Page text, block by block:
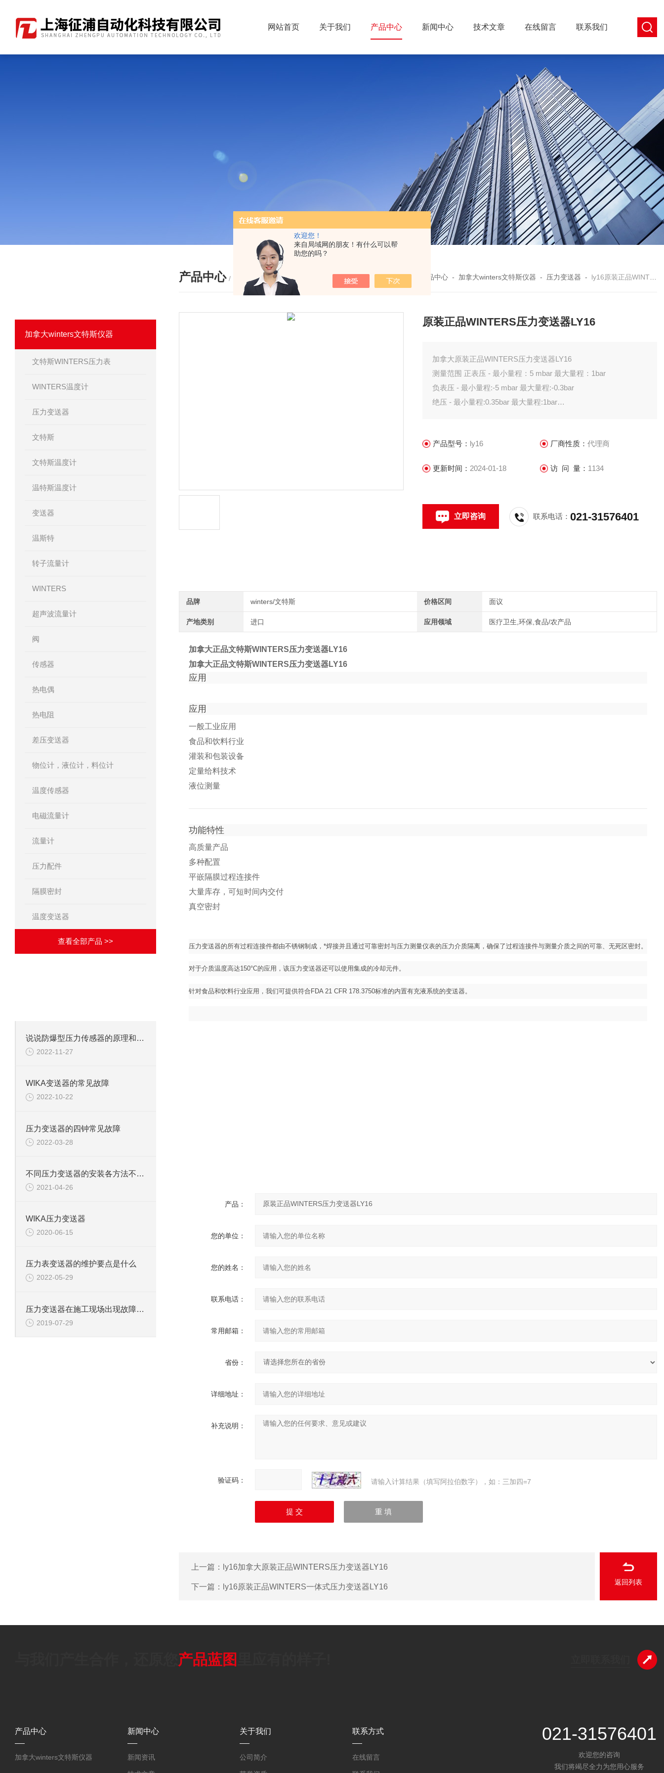
欢迎您！
来自局域网的朋友！有什么可以帮
助您的吗？
网站首页 关于我们 产品中心 新闻中心 技术文章 在线留言 联系我们
产品中心 / PRODUCTS 您的位置：首页 - 产品中心 - 加拿大winters文特斯仪器 - 压力变送器 - ly16原装正品WINTERS压力变送器LY16
原装正品WINTERS压力变送器LY16
加拿大原装正品WINTERS压力变送器LY16
测量范围 正表压 - 最小量程：5 mbar 最大量程：1bar
负表压 - 最小量程:-5 mbar 最大量程:-0.3bar
绝压 - 最小量程:0.35bar 最大量程:1bar
产品型号： ly16 厂商性质： 代理商
更新时间： 2024-01-18 访 问 量： 1134
立即咨询 联系电话：021-31576401
品牌 winters/文特斯 价格区间 面议
产地类别 进口 应用领域 医疗卫生,环保,食品/农产品
加拿大正品文特斯WINTERS压力变送器LY16
加拿大正品文特斯WINTERS压力变送器LY16
应用
应用
一般工业应用
食品和饮料行业
灌装和包装设备
定量给料技术
液位测量
功能特性
高质量产品
多种配置
平嵌隔膜过程连接件
大量库存，可短时间内交付
真空密封
压力变送器的所有过程连接件都由不锈钢制成，*焊接并且通过可靠密封与压力测量仪表的压力介质隔离，确保了过程连接件与测量介质之间的可靠、无死区密封。
对于介质温度高达150°C的应用，该压力变送器还可以使用集成的冷却元件。
针对食品和饮料行业应用，我们可提供符合FDA 21 CFR 178.3750标准的内置有充液系统的变送器。
产品：
您的单位：
您的姓名：
联系电话：
常用邮箱：
省份：
详细地址：
补充说明：
验证码： 请输入计算结果（填写阿拉伯数字），如：三加四=7
上一篇： ly16加拿大原装正品WINTERS压力变送器LY16
下一篇： ly16原装正品WINTERS一体式压力变送器LY16
返回列表
加拿大winters文特斯仪器
文特斯WINTERS压力表
WINTERS温度计
压力变送器
文特斯
文特斯温度计
温特斯温度计
变送器
温斯特
转子流量计
WINTERS
超声波流量计
阀
传感器
热电偶
热电阻
差压变送器
物位计，液位计，料位计
温度传感器
电磁流量计
流量计
压力配件
隔膜密封
温度变送器
查看全部产品 >>
说说防爆型压力传感器的原理和安装
2022-11-27
WIKA变送器的常见故障
2022-10-22
压力变送器的四钟常见故障
2022-03-28
不同压力变送器的安装各方法不同，又有哪些注意事项
2021-04-26
WIKA压力变送器
2020-06-15
压力表变送器的维护要点是什么
2022-05-29
压力变送器在施工现场出现故障的原因
2019-07-29
产品蓝图
产品中心
加拿大winters文特斯仪器
新闻中心
新闻资讯
关于我们
公司简介
联系方式
在线留言
021-31576401
欢迎您的咨询
我们将竭尽全力为您用心服务